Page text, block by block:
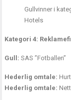
Gullvinner i
Hotels
Kategori 4:
Gull:SAS ”Fotballen”
Hederlig omtale:
Hederlig omtale: